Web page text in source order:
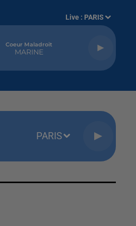
Live : PARIS
Coeur Maladroit
MARINE
PARIS